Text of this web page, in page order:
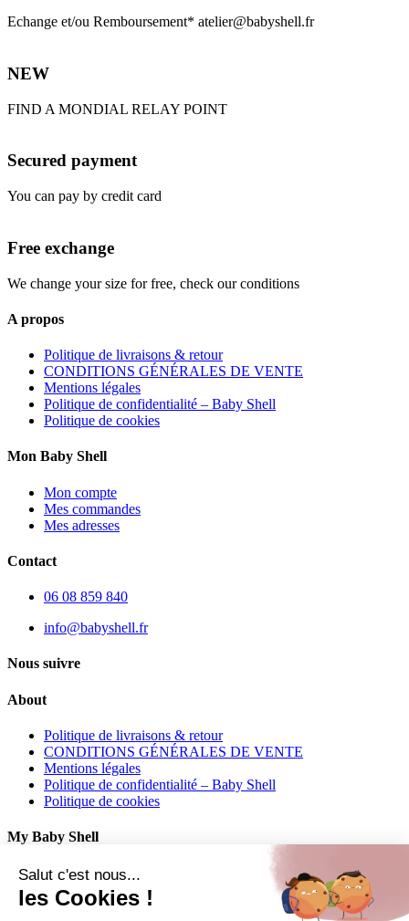
Echange et/ou Remboursement* atelier@babyshell.fr
NEW
FIND A MONDIAL RELAY POINT
Secured payment
You can pay by credit card
Free exchange
We change your size for free, check our conditions
A propos
Politique de livraisons & retour
CONDITIONS GÉNÉRALES DE VENTE
Mentions légales
Politique de confidentialité – Baby Shell
Politique de cookies
Mon Baby Shell
Mon compte
Mes commandes
Mes adresses
Contact
06 08 859 840
info@babyshell.fr
Nous suivre
About
Politique de livraisons & retour
CONDITIONS GÉNÉRALES DE VENTE
Mentions légales
Politique de confidentialité – Baby Shell
Politique de cookies
My Baby Shell
Mon compte
Mes commandes
Mes adresses
Salut c'est nous...
les Cookies !